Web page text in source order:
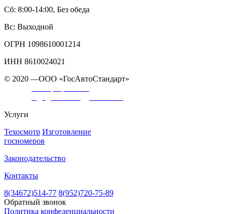
Сб: 8:00-14:00, Без обеда
Вс: Выходной
ОГРН 1098610001214
ИНН 8610024021
© 2020 —ООО «ГосАвтоСтандарт»
Услуги
Техосмотр Изготовление
госномеров
Законодательство
Контакты
8(34672)514-77 8(952)720-75-89
Обратный звонок
Политика конфеденциальности